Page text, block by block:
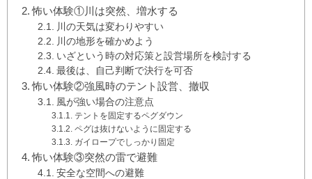
怖い体験①川は突然、増水する
川の天気は変わりやすい
川の地形を確かめよう
いざという時の対応策と設営場所を検討する
最後は、自己判断で決行を可否
怖い体験②強風時のテント設営、撤収
風が強い場合の注意点
テントを固定するペグダウン
ペグは抜けないように固定する
ガイロープでしっかり固定
怖い体験③突然の雷で避難
安全な空間への避難